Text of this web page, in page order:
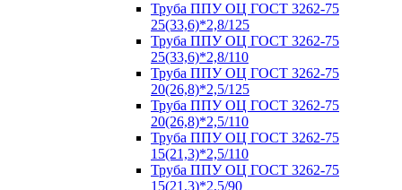
Труба ППУ ОЦ ГОСТ 3262-75
25(33,6)*2,8/125
Труба ППУ ОЦ ГОСТ 3262-75
25(33,6)*2,8/110
Труба ППУ ОЦ ГОСТ 3262-75
20(26,8)*2,5/125
Труба ППУ ОЦ ГОСТ 3262-75
20(26,8)*2,5/110
Труба ППУ ОЦ ГОСТ 3262-75
15(21,3)*2,5/110
Труба ППУ ОЦ ГОСТ 3262-75
15(21,3)*2,5/90